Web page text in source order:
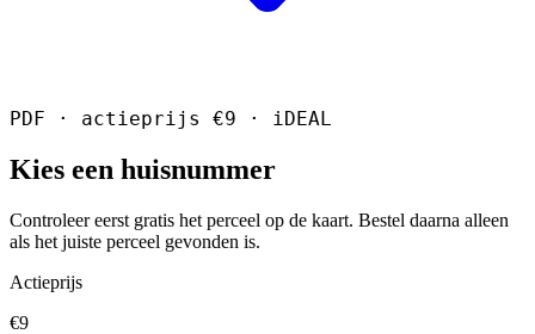
PDF · actieprijs €9 · iDEAL
Kies een huisnummer
Controleer eerst gratis het perceel op de kaart. Bestel daarna alleen
als het juiste perceel gevonden is.
Actieprijs
€9